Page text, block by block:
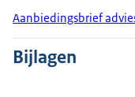
Aanbiedingsbrief
Bijlagen